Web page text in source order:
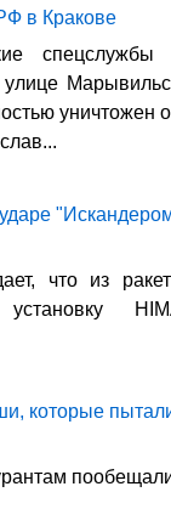
в Кракове
спецслужбы
улице
уничтожен
что из
которые